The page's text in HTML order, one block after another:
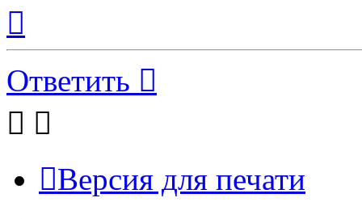
началу
Ответить
Версия для печати